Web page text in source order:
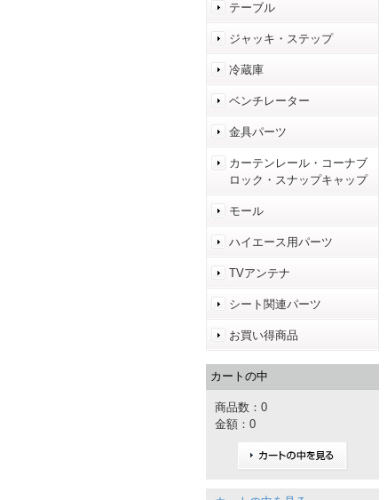
テーブル
ジャッキ・ステップ
冷蔵庫
ベンチレーター
金具パーツ
カーテンレール・コーナブ
ロック・スナップキャップ
モール
ハイエース用パーツ
TVアンテナ
シート関連パーツ
お買い得商品
カートの中
商品数：0
金額：0